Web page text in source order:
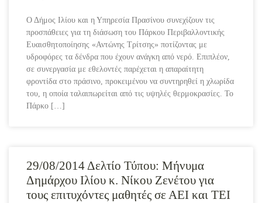
Ο Δήμος Ιλίου και η Υπηρεσία Πρασίνου συνεχίζουν τις
προσπάθειες για τη διάσωση του Πάρκου Περιβαλλοντικής
Ευαισθητοποίησης «Αντώνης Τρίτσης» ποτίζοντας με
υδροφόρες τα δένδρα που έχουν ανάγκη από νερό. Επιπλέον,
σε συνεργασία με εθελοντές παρέχεται η απαραίτητη
φροντίδα στο πράσινο, προκειμένου να συντηρηθεί η χλωρίδα
του, η οποία ταλαιπωρείται από τις υψηλές θερμοκρασίες. Το
Πάρκο […]
29/08/2014 Δελτίο Τύπου: Μήνυμα
Δημάρχου Ιλίου κ. Νίκου Ζενέτου για
τους επιτυχόντες μαθητές σε ΑΕΙ και ΤΕΙ